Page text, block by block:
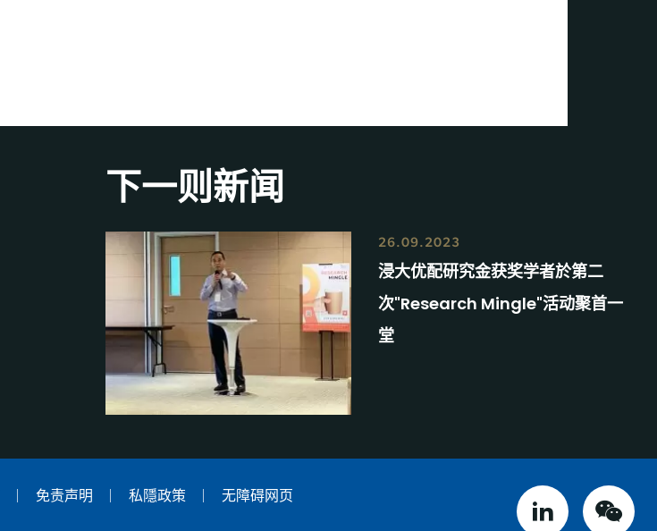
下一则新闻
26.09.2023
浸大优配研究金获奖学者於第二
次"Research Mingle"活动聚首一
堂
免责声明 私隱政策 无障碍网页